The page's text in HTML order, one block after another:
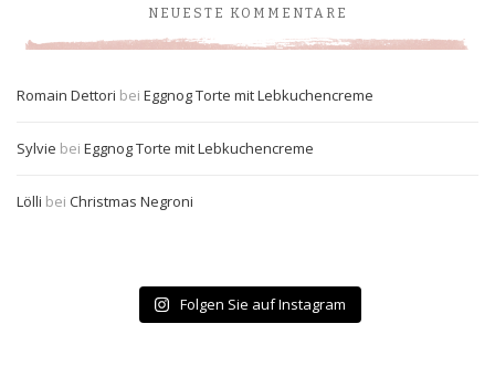
NEUESTE KOMMENTARE
Romain Dettori bei Eggnog Torte mit Lebkuchencreme
Sylvie bei Eggnog Torte mit Lebkuchencreme
Lölli bei Christmas Negroni
Folgen Sie auf Instagram